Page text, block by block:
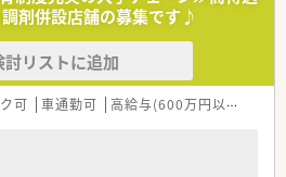
剤併設店舗の募集です♪
討リストに追加
可 車通勤可 高給与(600万円以上)